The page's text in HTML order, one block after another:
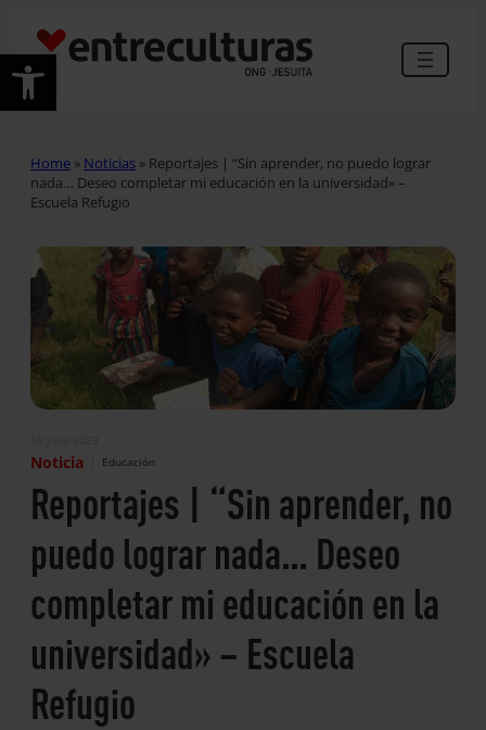
Abrir barra de herramientas
Home » Noticias » Reportajes | “Sin aprender, no puedo lograr
nada… Deseo completar mi educación en la universidad» –
Escuela Refugio
Noticia Educación
Reportajes | “Sin aprender, no
puedo lograr nada… Deseo
completar mi educación en la
universidad» – Escuela
Refugio